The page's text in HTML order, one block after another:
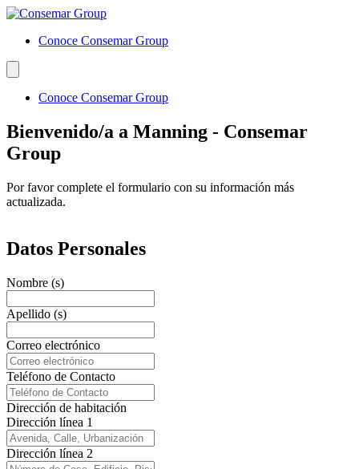
Conoce Consemar Group
Conoce Consemar Group
Bienvenido/a a Manning - Consemar
Group
Por favor complete el formulario con su información más
actualizada.
Datos Personales
Nombre (s)
Apellido (s)
Correo electrónico
Teléfono de Contacto
Dirección de habitación
Dirección línea 1
Dirección línea 2